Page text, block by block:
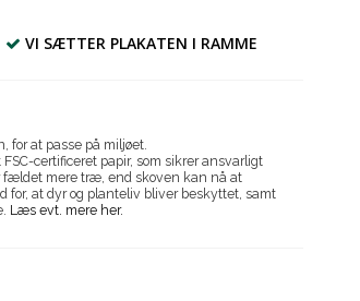
VI SÆTTER PLAKATEN I RAMME
for at passe på miljøet.
certificeret papir, som sikrer ansvarligt
fældet mere træ, end skoven kan nå at
for, at dyr og planteliv bliver beskyttet, samt
Læs evt. mere her.